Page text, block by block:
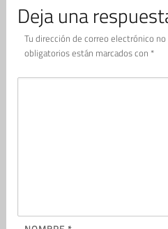
Deja una
Tu dirección de correo electrónico no
obligatorios están marcados con *